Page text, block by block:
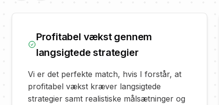
Profitabel vækst gennem
langsigtede strategier
Vi er det perfekte match, hvis I forstår, at
profitabel vækst kræver langsigtede
strategier samt realistiske målsætninger og